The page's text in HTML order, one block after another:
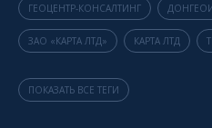
ГЕОЦЕНТР-КОНСАЛТИНГ
ЗАО «КАРТА ЛТД» КАРТА ЛТД
ПОКАЗАТЬ ВСЕ ТЕГИ